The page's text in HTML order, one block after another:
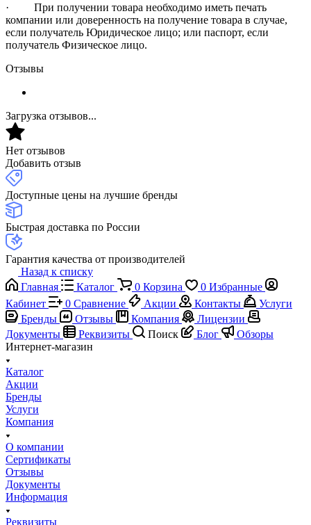
· При получении товара необходимо иметь печать
компании или доверенность на получение товара в случае,
если получатель Юридическое лицо; или паспорт, если
получатель Физическое лицо.
Отзывы
Загрузка отзывов...
Нет отзывов
Добавить отзыв
Доступные цены на лучшие бренды
Быстрая доставка по России
Гарантия качества от производителей
Назад к списку
Главная
Каталог 0 Корзина 0 Избранные
Кабинет
0 Сравнение Акции Контакты
Услуги
Бренды
Отзывы Компания
Лицензии
Документы
Реквизиты Поиск Блог
Обзоры
Интернет-магазин
Каталог
Акции
Бренды
Услуги
Компания
О компании
Сертификаты
Отзывы
Документы
Информация
Реквизиты